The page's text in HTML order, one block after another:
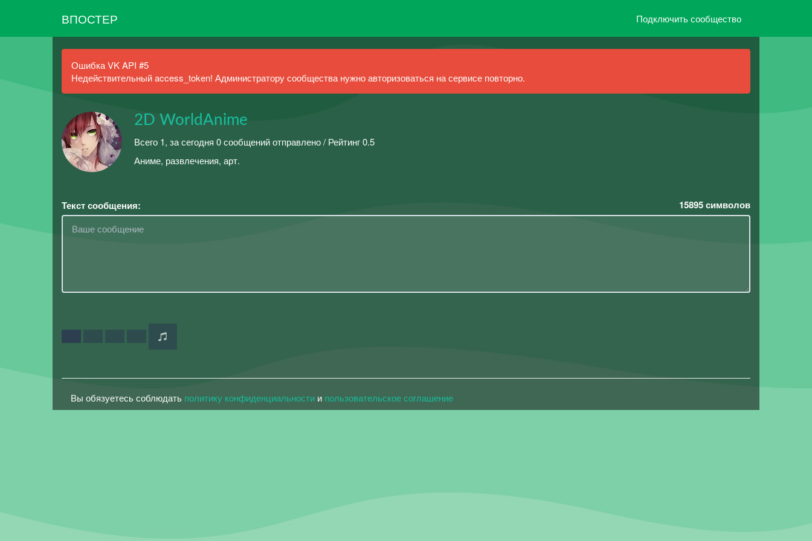
ВПОСТЕР Подключить сообщество
Ошибка VK API #5
Недействительный access_token! Администратору сообщества нужно авторизоваться на сервисе повторно.
2D WorldAnime
Всего 1, за сегодня 0 сообщений отправлено / Рейтинг 0.5
Аниме, развлечения, арт.
Текст сообщения: 15895символов
Вы обязуетесь соблюдать политику конфиденциальности и пользовательское соглашение